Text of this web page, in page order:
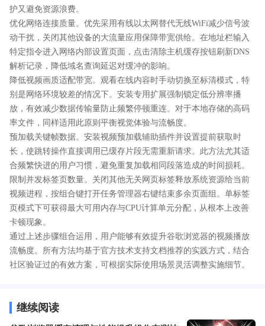
护又避免资源浪费。
优化网络连接质量。优先采用有线以太网替代无线WiFi减少信号波
动干扰，关闭其他设备的大流量应用保障带宽供给。在地址栏输入
特定指令进入网络内部设置页面，点击清除主机缓存按钮刷新DNS
解析记录，降低域名查询延迟对缓冲的影响。
降低视频画质适配带宽。观看在线内容时手动切换至标清模式，特
别是网络环境较差的情况下。安装专用扩展强制锁定低分辨率播
放，有效减少数据传输量防止频繁停顿重连。对于本地存储的高码
率文件，同样适用此原则平衡视觉体验与流畅度。
预加载关键帧数据。安装视频预加载辅助插件并设置提前获取时
长，使跳转操作直接调用已缓存片段无需重新请求。此方法尤其适
合频繁快进的用户习惯，避免重复加载相同段落造成的时间损耗。
限制并发标签页数量。关闭其他无关网页标签释放系统资源给当前
视频进程，按组合键打开任务管理器右键结束多余页面组。单标签
页模式下可获得最大可用内存与CPU计算单元分配，从根本上改善
卡顿现象。
通过上述步骤组合运用，用户能够有效提升谷歌浏览器的视频播放
流畅度。所有方法均基于官方技术支持文档推荐的实践方式，结合
社区验证过的有效方案，可根据实际使用场景灵活调整实施细节。
继续阅读